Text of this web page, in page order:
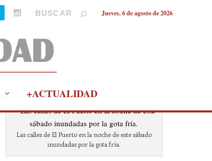
Jueves, 6 de agosto de 2026
+ACTUALIDAD
Las calles de El Puerto en la noche de este sábado
inundadas por la gota fría.